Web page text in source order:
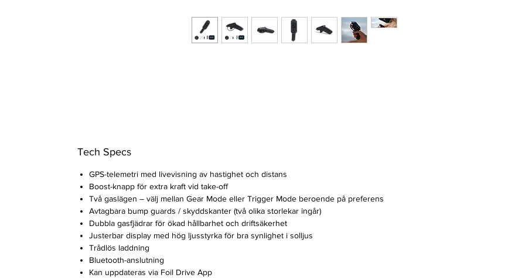
Tech Specs
GPS-telemetri med livevisning av hastighet och distans
Boost-knapp för extra kraft vid take-off
Två gaslägen – välj mellan Gear Mode eller Trigger Mode beroende på preferens
Avtagbara bump guards / skyddskanter (två olika storlekar ingår)
Dubbla gasfjädrar för ökad hållbarhet och driftsäkerhet
Justerbar display med hög ljusstyrka för bra synlighet i solljus
Trådlös laddning
Bluetooth-anslutning
Kan uppdateras via Foil Drive App